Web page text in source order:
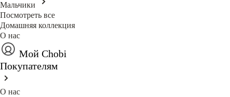
Мальчики
Посмотреть все
Домашняя коллекция
О нас
Мой Chobi
Покупателям
О нас